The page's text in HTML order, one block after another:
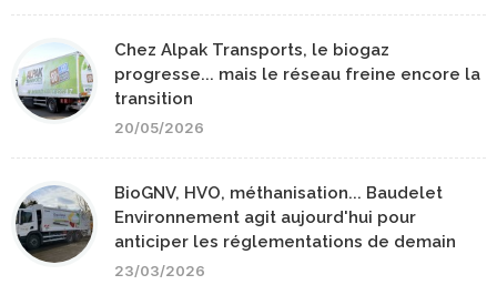
Chez Alpak Transports, le biogaz
progresse... mais le réseau freine encore la
transition
20/05/2026
BioGNV, HVO, méthanisation... Baudelet
Environnement agit aujourd'hui pour
anticiper les réglementations de demain
23/03/2026